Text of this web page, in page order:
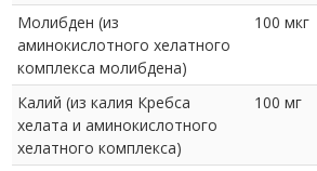
Молибден (из
аминокислотного хелатного
комплекса молибдена)
100 мкг
Калий (из калия Кребса
хелата и аминокислотного
хелатного комплекса)
100 мг